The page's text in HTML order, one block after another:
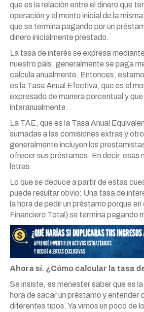
que es la relación entre el dinero que
operación y el monto inicial de la
que se termina pagando por un
dinero inicialmente prestado.
La tasa de interés se expresa
nuestro país, generalmente se paga
calcula anualmente. Entonces,
es la Tasa Anual Efectiva, que es el
expresado de manera porcentual y
interanualmente.
La TAE, que es la Tasa Anual
sumadas a las comisiones extras y
generalmente incluyen los
ofrecer sus préstamos. En decir, esas
letras.
Lo que se deduce a partir de estas
puede resultar obvio: Una tasa de
la hora de pedir un préstamo porque
Financiero Total) se termina pagando
Ahora sí. ¿Cómo calcular la tasa
Se insiste, es menester saber que es
hora de sacar un préstamo y entender
diferentes tipos. Ya vimos un poco de